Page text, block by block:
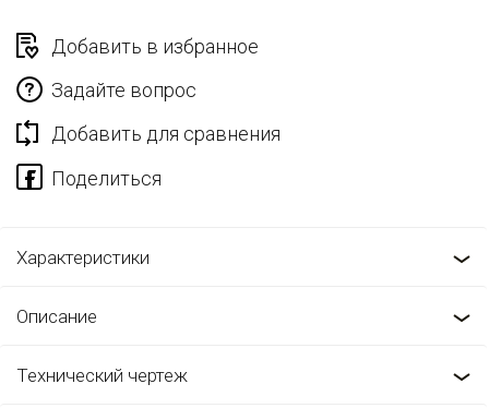
Добавить в избранное
Задайте вопрос
Добавить для сравнения
Характеристики
Описание
Технический чертеж